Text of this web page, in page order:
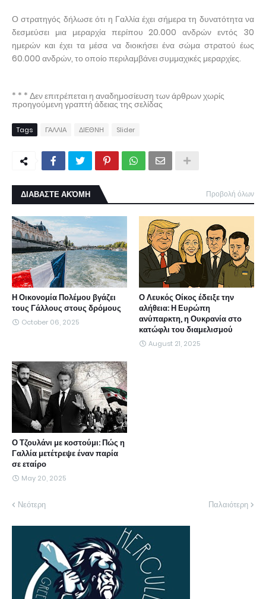
Ο στρατηγός δήλωσε ότι η Γαλλία έχει σήμερα τη δυνατότητα να
δεσμεύσει μια μεραρχία περίπου 20.000 ανδρών εντός 30
ημερών και έχει τα μέσα να διοικήσει ένα σώμα στρατού έως
60.000 ανδρών, το οποίο περιλαμβάνει συμμαχικές μεραρχίες.
* * * Δεν επιτρέπεται η αναδημοσίευση των άρθρων χωρίς
προηγούμενη γραπτή άδειας της σελίδας
Tags ΓΑΛΛΙΑ ΔΙΕΘΝΗ Slider
ΔΙΑΒΑΣΤΕ ΑΚΌΜΗ Προβολή όλων
Η Οικονομία Πολέμου βγάζει
τους Γάλλους στους δρόμους
October 06, 2025
Ο Λευκός Οίκος έδειξε την
αλήθεια: Η Ευρώπη
ανύπαρκτη, η Ουκρανία στο
κατώφλι του διαμελισμού
August 21, 2025
Ο Τζουλάνι με κοστούμι: Πώς η
Γαλλία μετέτρεψε έναν παρία
σε εταίρο
May 20, 2025
Νεότερη Παλαιότερη